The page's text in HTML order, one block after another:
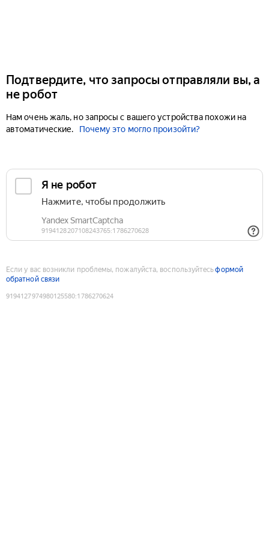
Подтвердите, что запросы отправляли вы, а
не робот
Нам очень жаль, но запросы с вашего устройства похожи на
автоматические.
Почему это могло произойти?
Если у вас возникли проблемы, пожалуйста, воспользуйтесьформой
обратной связи
9194127974980125580:1786270624